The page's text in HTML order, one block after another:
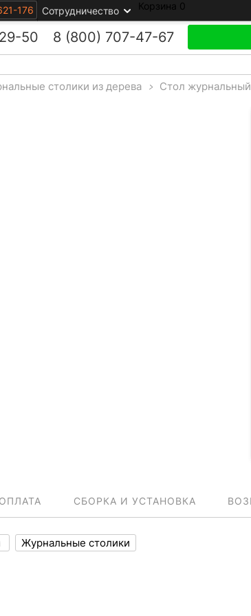
176 Сотрудничество Корзина 0
50 8 (800) 707-47-67
столики из дерева > Стол
СБОРКА И УСТАНОВКА
Журнальные столики